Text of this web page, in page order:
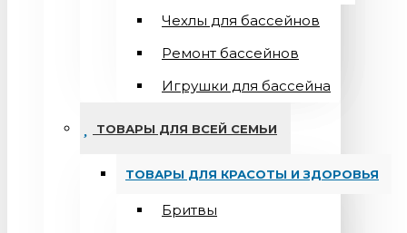
Чехлы для бассейнов
Ремонт бассейнов
Игрушки для бассейна
ТОВАРЫ ДЛЯ ВСЕЙ СЕМЬИ
ТОВАРЫ ДЛЯ КРАСОТЫ И ЗДОРОВЬЯ
Бритвы